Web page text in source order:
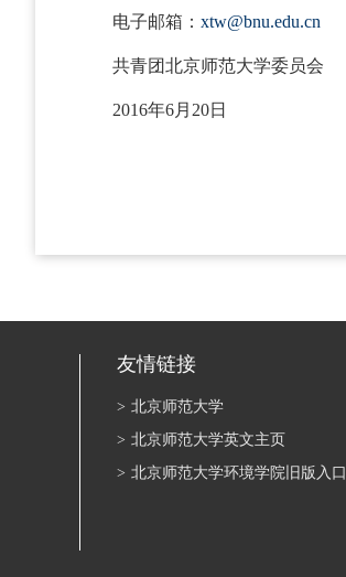
电子邮箱：xtw@bnu.edu.cn
共青团北京师范大学委员会
2016年6月20日
友情链接
> 北京师范大学
> 北京师范大学英文主页
> 北京师范大学环境学院旧版入口